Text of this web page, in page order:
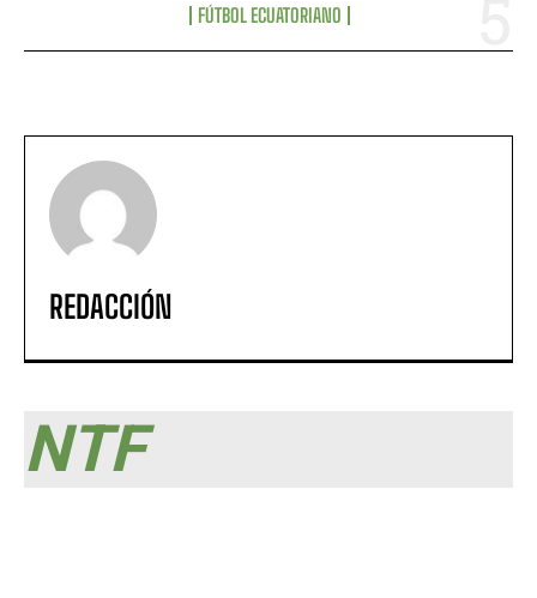
FÚTBOL ECUATORIANO
REDACCIÓN
NTF